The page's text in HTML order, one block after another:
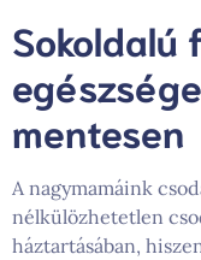
Sokoldalú
mentesen
A nagymamáink
nélkülözhetetlen
háztartásában,